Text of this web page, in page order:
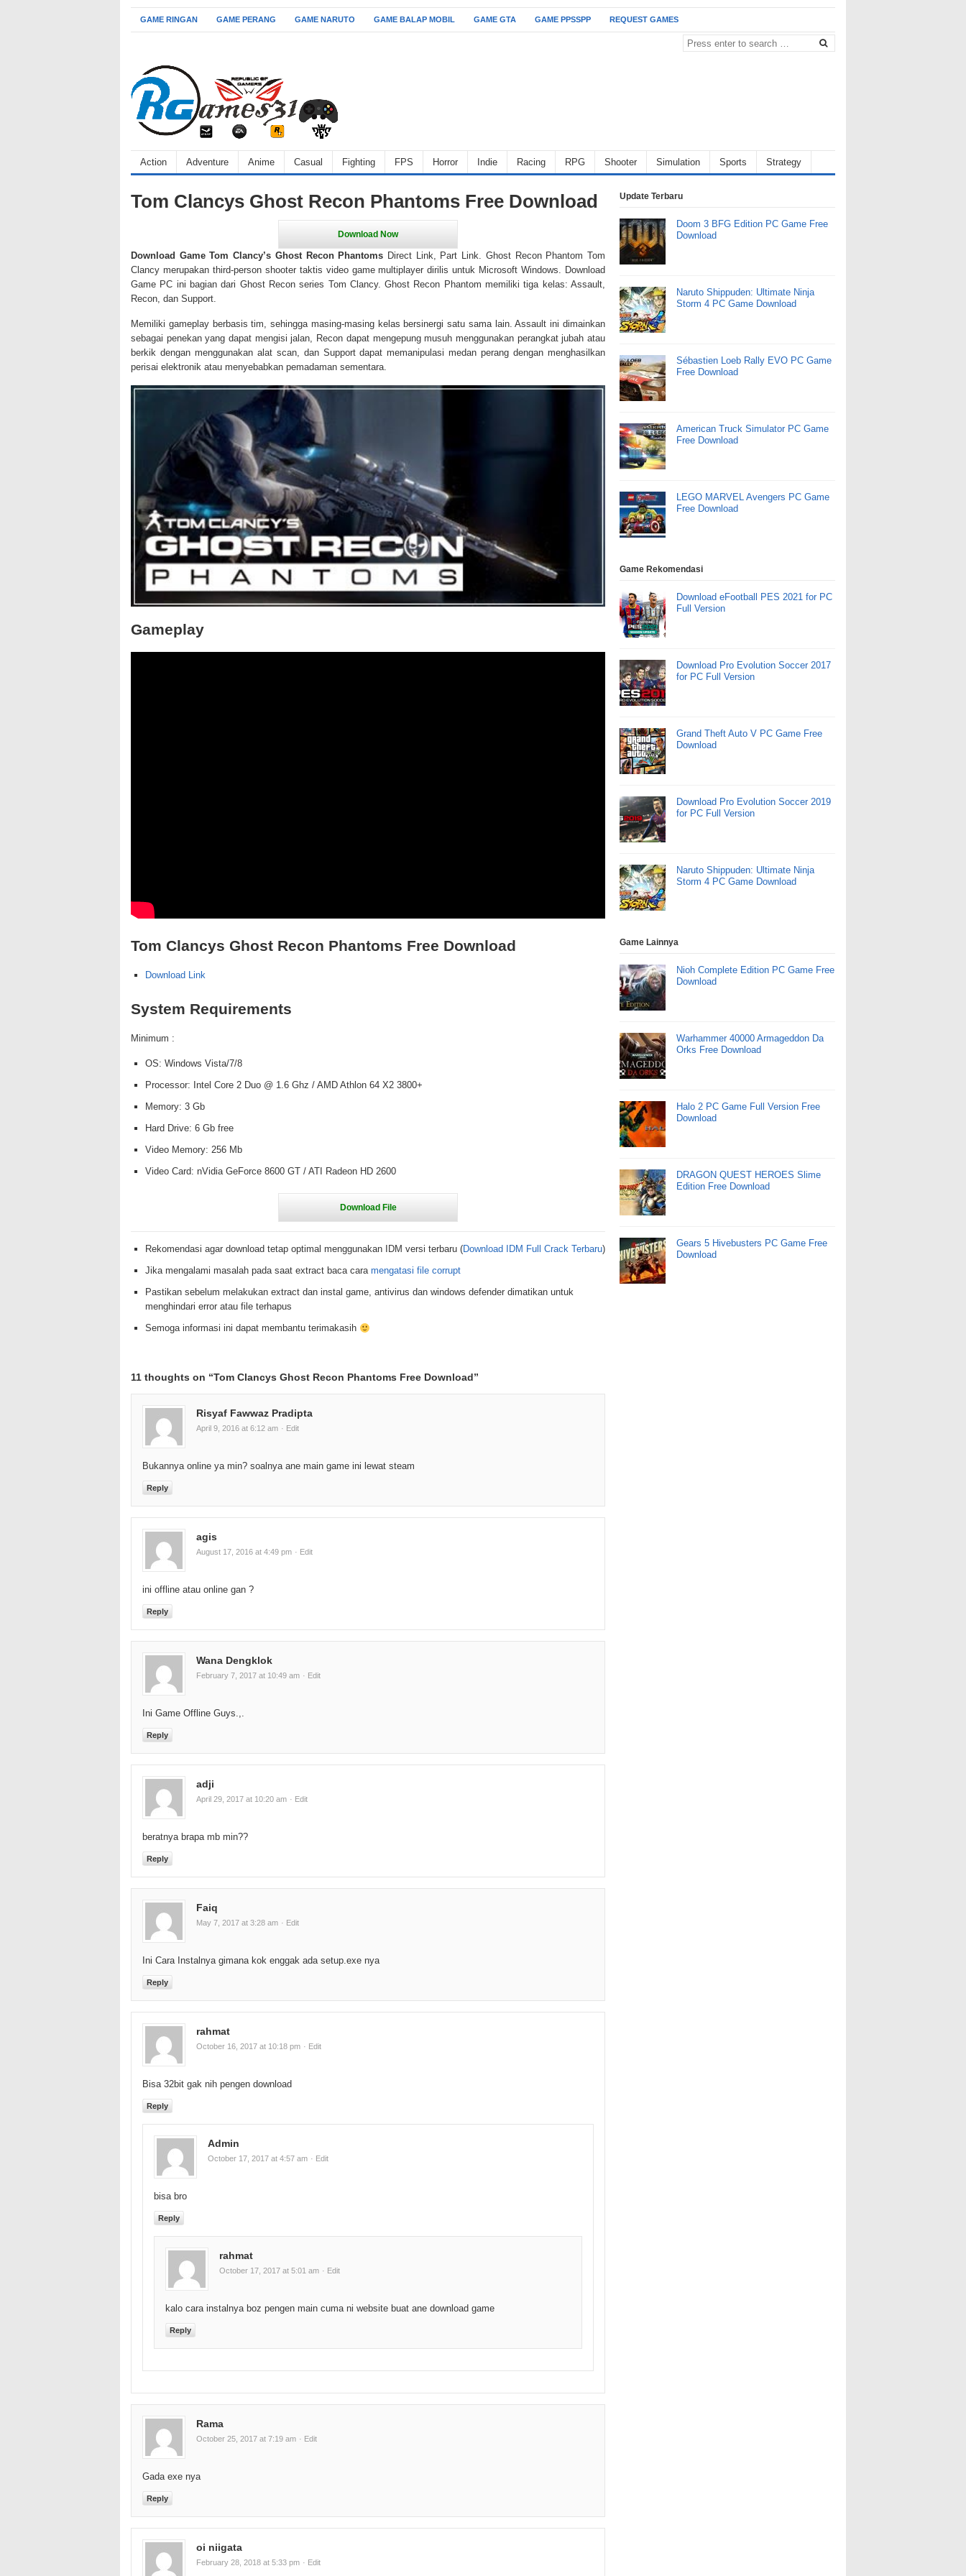
GAME RINGAN GAME PERANG GAME NARUTO GAME BALAP MOBIL GAME GTA GAME PPSSPP REQUEST GAMES
Action Adventure Anime Casual Fighting FPS Horror Indie Racing RPG Shooter Simulation Sports Strategy
Tom Clancys Ghost Recon Phantoms Free Download
Download Game Tom Clancy’s Ghost Recon Phantoms Direct Link, Part Link. Ghost Recon Phantom Tom
Clancy merupakan third-person shooter taktis video game multiplayer dirilis untuk Microsoft Windows. Download
Game PC ini bagian dari Ghost Recon series Tom Clancy. Ghost Recon Phantom memiliki tiga kelas: Assault,
Recon, dan Support.
Memiliki gameplay berbasis tim, sehingga masing-masing kelas bersinergi satu sama lain. Assault ini dimainkan
sebagai penekan yang dapat mengisi jalan, Recon dapat mengepung musuh menggunakan perangkat jubah atau
berkik dengan menggunakan alat scan, dan Support dapat memanipulasi medan perang dengan menghasilkan
perisai elektronik atau menyebabkan pemadaman sementara.
Gameplay
Tom Clancys Ghost Recon Phantoms Free Download
Download Link
System Requirements
Minimum :
OS: Windows Vista/7/8
Processor: Intel Core 2 Duo @ 1.6 Ghz / AMD Athlon 64 X2 3800+
Memory: 3 Gb
Hard Drive: 6 Gb free
Video Memory: 256 Mb
Video Card: nVidia GeForce 8600 GT / ATI Radeon HD 2600
Rekomendasi agar download tetap optimal menggunakan IDM versi terbaru (Download IDM Full Crack Terbaru)
Jika mengalami masalah pada saat extract baca cara mengatasi file corrupt
Pastikan sebelum melakukan extract dan instal game, antivirus dan windows defender dimatikan untuk
menghindari error atau file terhapus
Semoga informasi ini dapat membantu terimakasih
11 thoughts on “Tom Clancys Ghost Recon Phantoms Free Download”
Risyaf Fawwaz Pradipta
April 9, 2016 at 6:12 am · Edit
Bukannya online ya min? soalnya ane main game ini lewat steam
Reply
agis
August 17, 2016 at 4:49 pm · Edit
ini offline atau online gan ?
Reply
Wana Dengklok
February 7, 2017 at 10:49 am · Edit
Ini Game Offline Guys.,.
Reply
adji
April 29, 2017 at 10:20 am · Edit
beratnya brapa mb min??
Reply
Faiq
May 7, 2017 at 3:28 am · Edit
Ini Cara Instalnya gimana kok enggak ada setup.exe nya
Reply
rahmat
October 16, 2017 at 10:18 pm · Edit
Bisa 32bit gak nih pengen download
Reply
Admin
October 17, 2017 at 4:57 am · Edit
bisa bro
Reply
rahmat
October 17, 2017 at 5:01 am · Edit
kalo cara instalnya boz pengen main cuma ni website buat ane download game
Reply
Rama
October 25, 2017 at 7:19 am · Edit
Gada exe nya
Reply
oi niigata
February 28, 2018 at 5:33 pm · Edit
Update Terbaru
Doom 3 BFG Edition PC Game Free
Download
Naruto Shippuden: Ultimate Ninja
Storm 4 PC Game Download
Sébastien Loeb Rally EVO PC Game
Free Download
American Truck Simulator PC Game
Free Download
LEGO MARVEL Avengers PC Game
Free Download
Game Rekomendasi
Download eFootball PES 2021 for PC
Full Version
Download Pro Evolution Soccer 2017
for PC Full Version
Grand Theft Auto V PC Game Free
Download
Download Pro Evolution Soccer 2019
for PC Full Version
Naruto Shippuden: Ultimate Ninja
Storm 4 PC Game Download
Game Lainnya
Nioh Complete Edition PC Game Free
Download
Warhammer 40000 Armageddon Da
Orks Free Download
Halo 2 PC Game Full Version Free
Download
DRAGON QUEST HEROES Slime
Edition Free Download
Gears 5 Hivebusters PC Game Free
Download